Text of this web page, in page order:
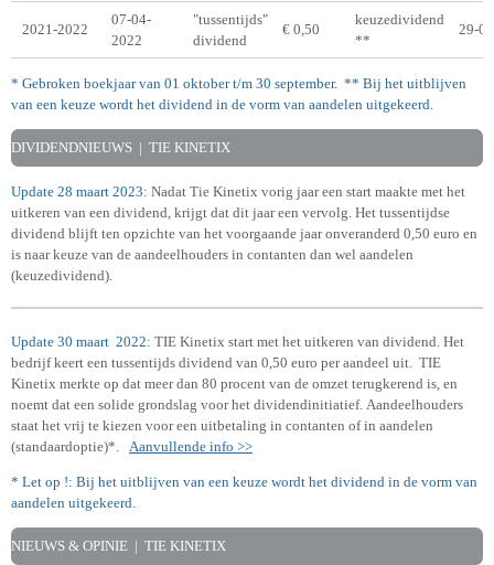
2021-2022
07-04-
2022
"tussentijds"
dividend
€ 0,50
keuzedividend
**
29-
* Gebroken boekjaar van 01 oktober t/m 30 september. ** Bij het uitblijven
van een keuze wordt het dividend in de vorm van aandelen uitgekeerd.
DIVIDENDNIEUWS | TIE KINETIX
Update 28 maart 2023: Nadat Tie Kinetix vorig jaar een start maakte met het
uitkeren van een dividend, krijgt dat dit jaar een vervolg. Het tussentijdse
dividend blijft ten opzichte van het voorgaande jaar onveranderd 0,50 euro en
is naar keuze van de aandeelhouders in contanten dan wel aandelen
(keuzedividend).
Update 30 maart 2022: TIE Kinetix start met het uitkeren van dividend. Het
bedrijf keert een tussentijds dividend van 0,50 euro per aandeel uit. TIE
Kinetix merkte op dat meer dan 80 procent van de omzet terugkerend is, en
noemt dat een solide grondslag voor het dividendinitiatief. Aandeelhouders
staat het vrij te kiezen voor een uitbetaling in contanten of in aandelen
(standaardoptie)*.
Aanvullende info >>
* Let op !: Bij het uitblijven van een keuze wordt het dividend in de vorm van
aandelen uitgekeerd.
NIEUWS & OPINIE | TIE KINETIX